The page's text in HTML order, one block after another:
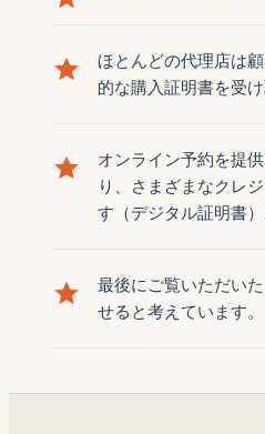
ほとんどの代理店は
的な購入証明書を受
オンライン予約を提
り、さまざまなクレ
す（デジタル証明書
最後にご覧いただい
せると考えています。